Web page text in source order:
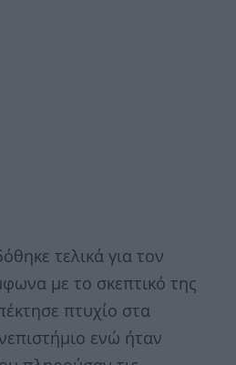
τελικά για τον
με το σκεπτικό της
πτυχίο στα
ενώ ήταν